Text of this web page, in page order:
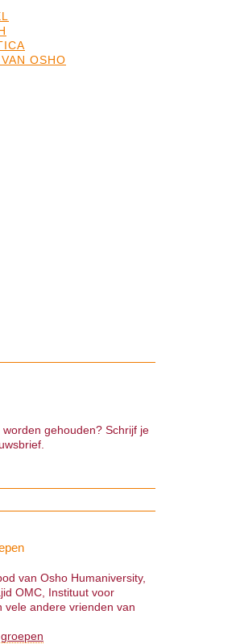
OSHO
gehouden? Schrijf je
van Osho Humaniversity,
OMC, Instituut voor
vele andere vrienden van